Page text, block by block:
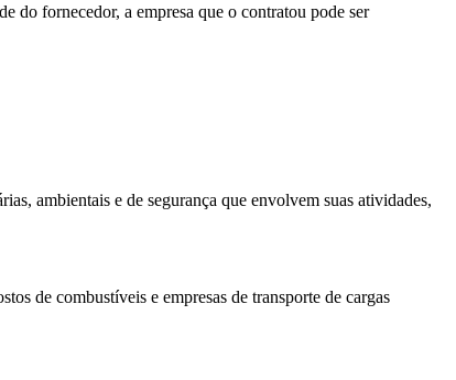
do fornecedor, a empresa que o contratou pode ser
ambientais e de segurança que envolvem suas atividades,
de combustíveis e empresas de transporte de cargas